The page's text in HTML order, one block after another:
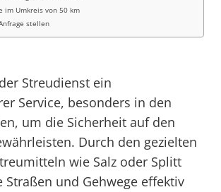
im Umkreis von 50 km
stellen
Streudienst ein
Service, besonders in den
um die Sicherheit auf den
Durch den gezielten
wie Salz oder Splitt
Straßen und Gehwege effektiv